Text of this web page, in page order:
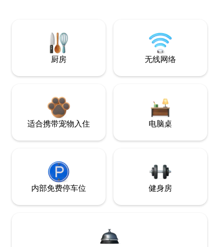
厨房 无线网络
适合携带宠物入住 电脑桌
内部免费停车位 健身房